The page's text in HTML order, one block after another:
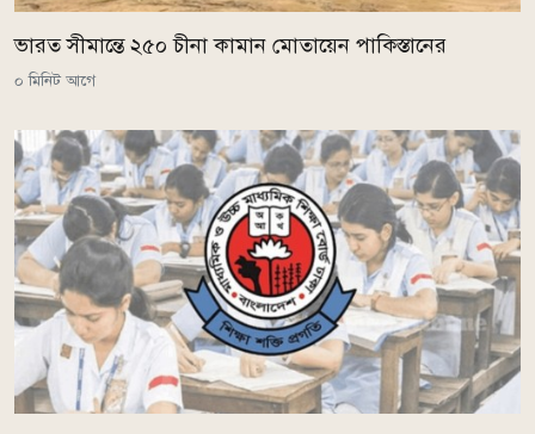
ভারত সীমান্তে ২৫০ চীনা কামান মোতায়েন পাকিস্তানের
০ মিনিট আগে